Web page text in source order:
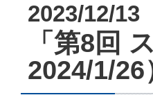
2023/12/13
「第8回
2024/1/